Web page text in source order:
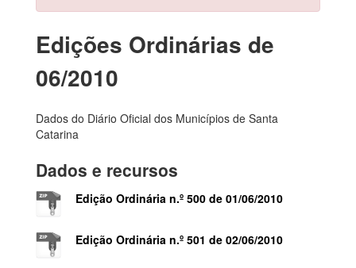
Edições Ordinárias de
06/2010
Dados do Diário Oficial dos Municípios de Santa
Catarina
Dados e recursos
Edição Ordinária n.º 500 de 01/06/2010
Edição Ordinária n.º 501 de 02/06/2010